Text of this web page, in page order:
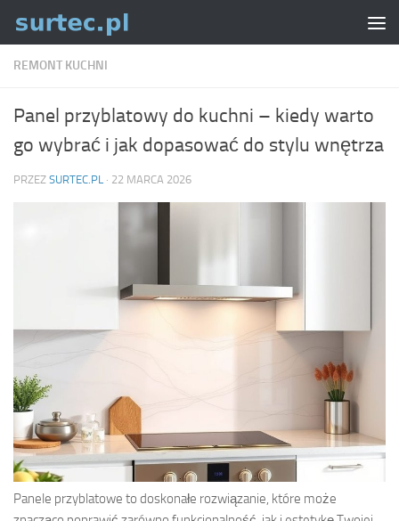
Skip to content
REMONT KUCHNI
Panel przyblatowy do kuchni – kiedy warto
go wybrać i jak dopasować do stylu wnętrza
PRZEZ SURTEC.PL · 22 MARCA 2026
Panele przyblatowe to doskonałe rozwiązanie, które może